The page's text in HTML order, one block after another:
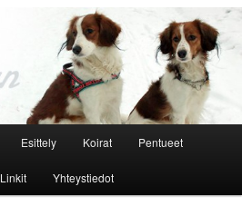
Esittely Koirat Pentueet
Linkit Yhteystiedot